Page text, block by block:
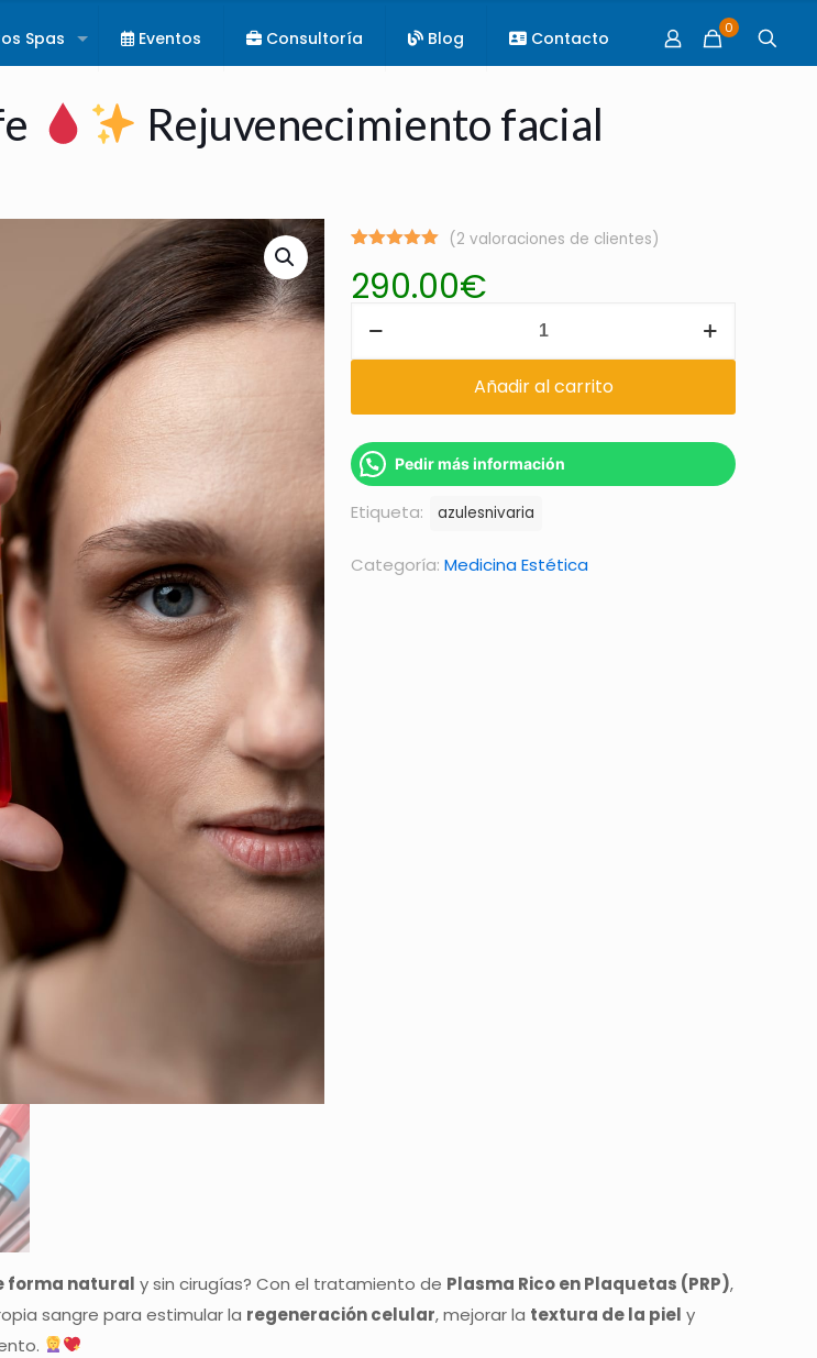
Spas Eventos Consultoría Blog Contacto 0
Rejuvenecimiento facial
con5.00
de 5 en
valoraciones
(2 valoraciones de clientes)
290.00€
Rejuvenecimiento
facial
cantidad
Añadir al carrito
Pedir más información
Etiqueta: azulesnivaria
Categoría:Medicina Estética
forma natural y sin cirugías? Con el tratamiento de Plasma Rico en Plaquetas (PRP),
sangre para estimular la regeneración celular, mejorar la textura de la piel y